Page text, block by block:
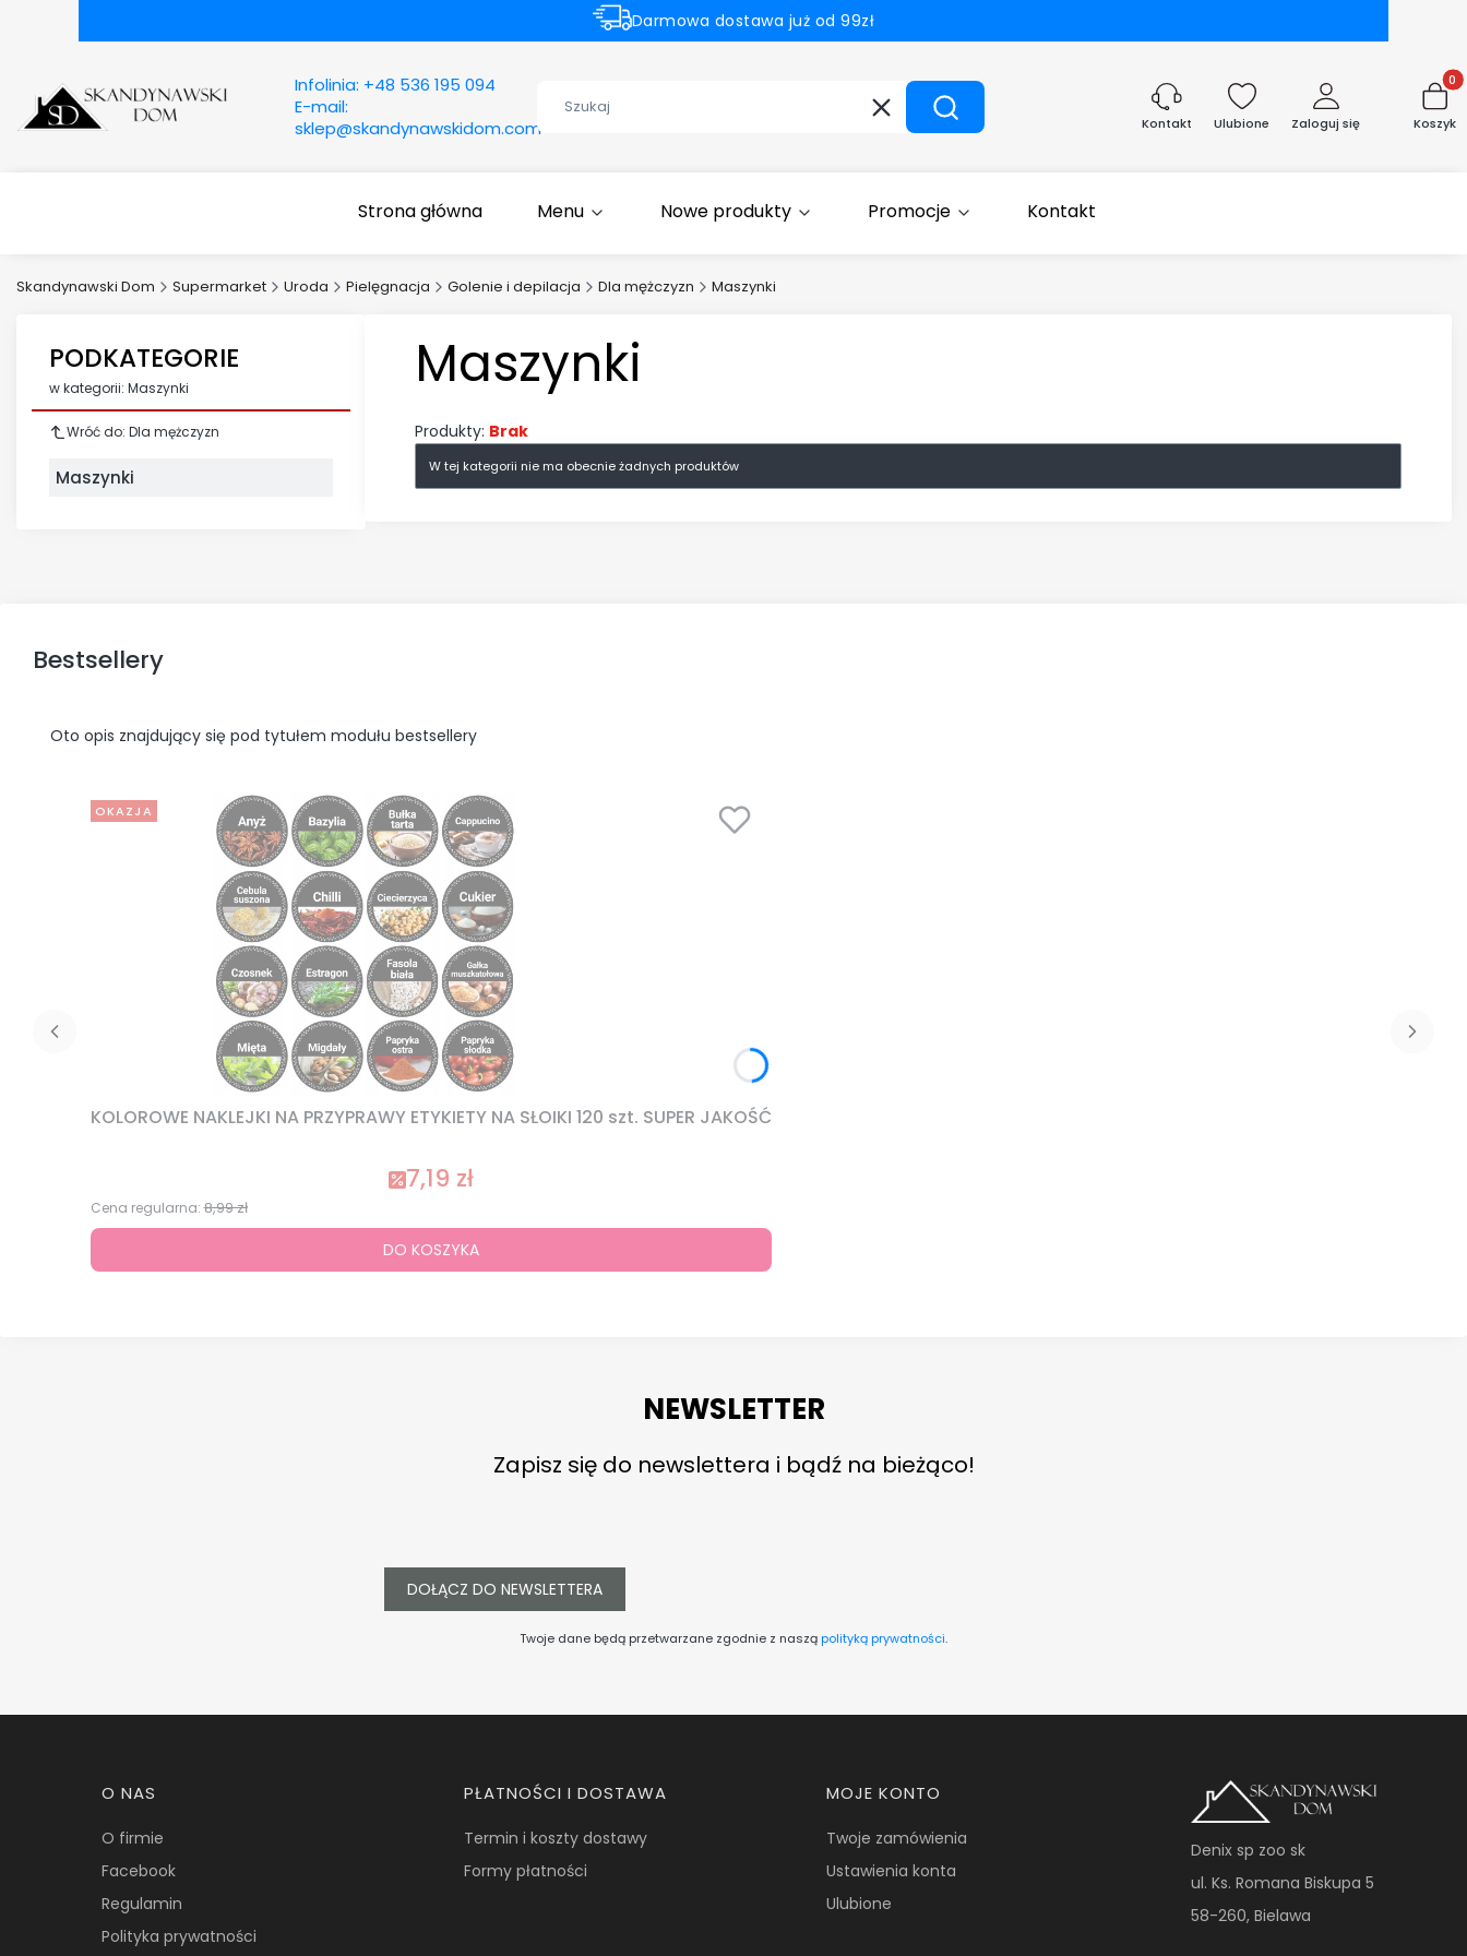
Darmowa dostawa już od 99zł
Infolinia: +48 536 195 094
E-mail:
sklep@skandynawskidom.com
WyczyśćSzukaj Kontakt Ulubione Zaloguj się Koszyk
Strona główna Menu Nowe produkty Promocje Kontakt
Skandynawski Dom Supermarket Uroda Pielęgnacja Golenie i depilacja Dla mężczyzn Maszynki
PODKATEGORIE
w kategorii: Maszynki
Wróć do: Dla mężczyzn
Maszynki
Maszynki
Produkty: Brak
W tej kategorii nie ma obecnie żadnych produktów
Bestsellery
Oto opis znajdujący się pod tytułem modułu bestsellery
OKAZJA
KOLOROWE NAKLEJKI NA PRZYPRAWY ETYKIETY NA SŁOIKI 120 szt. SUPER JAKOŚĆ
7,19 zł
Cena regularna: 8,99 zł
DO KOSZYKA
NEWSLETTER
Zapisz się do newslettera i bądź na bieżąco!
DOŁĄCZ DO NEWSLETTERA
Twoje dane będą przetwarzane zgodnie z nasząpolityką prywatności.
Linki w stopce
O NAS
O firmie
Facebook
Regulamin
Polityka prywatności
PŁATNOŚCI I DOSTAWA
Termin i koszty dostawy
Formy płatności
MOJE KONTO
Twoje zamówienia
Ustawienia konta
Ulubione
Denix sp zoo sk
ul. Ks. Romana Biskupa 5
58-260, Bielawa